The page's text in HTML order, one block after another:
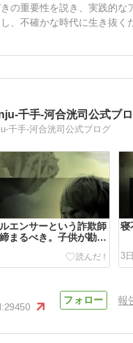
の重要性を説き、実践的
、不確かな時代に生き抜
千手-河合洸司公式ブ
千手-河合洸司公式ブログ
エンサーという詐欺師
まるべき。子供が勘違
寝
3
29450
報